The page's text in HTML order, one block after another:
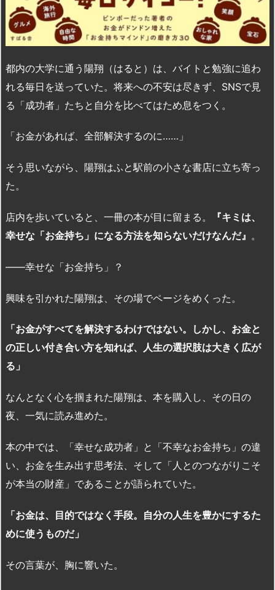
都内の大学に通う陽翔（はると）は、バイトと勉強に追わ
れる毎日を送っていた。将来への不安は尽きず、SNSで見
る「成功者」たちと自分を比べてはため息をつく。
「お金があれば、全部解決するのに……」
そう思いながら、陽翔はふと駅前の小さな書店に立ち寄っ
た。
店内を歩いていると、一冊の本が目に留まる。
『キミは、
幸せな「お金持ち」になる方法を知らないだけなんだ』 。
——幸せな「お金持ち」？
興味を引かれた陽翔は、その場でページをめくった。
「お金がすべてを解決するわけではない。しかし、お金と
の正しい付き合い方を知れば、人生の選択肢は大きく広が
る」
なんとなく心を掴まれた陽翔は、本を購入し、その日の
夜、一気に読み進めた。
本の中では、「幸せな成功者」と「不幸なお金持ち」の違
い、お金を生み出す思考法、そして「人とのつながりこそ
が本当の財産」であることが語られていた。
「お金は、目的ではなく手段。自分の人生を豊かにするた
めに使うものだ」
その言葉が、胸に響いた。